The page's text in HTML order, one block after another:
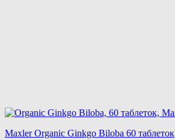
Maxler Organic Ginkgo Biloba 60 таблеток